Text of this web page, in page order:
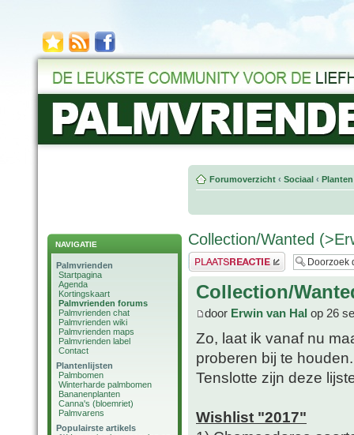
NAVIGATIE
Palmvrienden
Startpagina
Agenda
Kortingskaart
Palmvrienden forums
Palmvrienden chat
Palmvrienden wiki
Palmvrienden maps
Palmvrienden label
Contact
Plantenlijsten
Palmbomen
Winterharde palmbomen
Bananenplanten
Canna's (bloemriet)
Palmvarens
Populairste artikels
Forumoverzicht ‹ Sociaal ‹
Collection/Wanted
Plaats een reactie
Collection/
door Erwin van Hal op 26
Zo, laat ik vanaf nu
proberen bij te houden.
Tenslotte zijn deze
Wishlist "2017"